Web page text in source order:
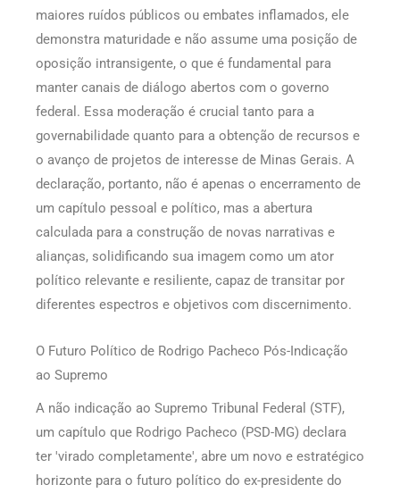
maiores ruídos públicos ou embates inflamados, ele
demonstra maturidade e não assume uma posição de
oposição intransigente, o que é fundamental para
manter canais de diálogo abertos com o governo
federal. Essa moderação é crucial tanto para a
governabilidade quanto para a obtenção de recursos e
o avanço de projetos de interesse de Minas Gerais. A
declaração, portanto, não é apenas o encerramento de
um capítulo pessoal e político, mas a abertura
calculada para a construção de novas narrativas e
alianças, solidificando sua imagem como um ator
político relevante e resiliente, capaz de transitar por
diferentes espectros e objetivos com discernimento.
O Futuro Político de Rodrigo Pacheco Pós-Indicação
ao Supremo
A não indicação ao Supremo Tribunal Federal (STF),
um capítulo que Rodrigo Pacheco (PSD-MG) declara
ter 'virado completamente', abre um novo e estratégico
horizonte para o futuro político do ex-presidente do